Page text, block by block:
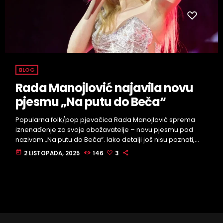
BLOG
Rada Manojlović najavila novu
pjesmu „Na putu do Beča“
Popularna folk/pop pjevačica Rada Manojlović sprema
iznenađenje za svoje obožavatelje – novu pjesmu pod
nazivom „Na putu do Beča“. Iako detalji još nisu poznati,
poput datuma izlaska ili pratećeg spota, sama najava
izazvala je veliko zanimanje među publikom. Podsjetimo,
today 2 LISTOPADA, 2025 146 3